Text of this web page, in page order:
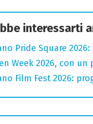
interessarti
Pride Square
Week 2026, con
Film Fest 2026: